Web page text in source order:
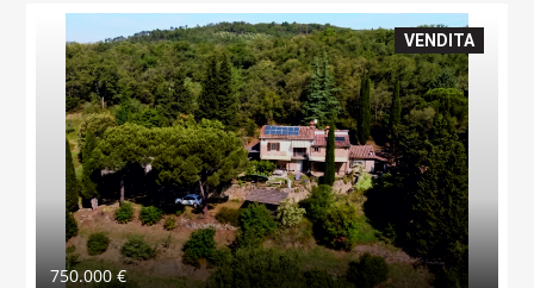
VENDITA
750.000 €